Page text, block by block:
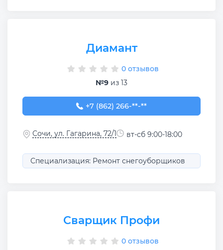
Диамант
0 отзывов
№9 из 13
+7 (862) 266-70-43
+7 (862) 266-**-**
Сочи, ул. Гагарина, 72/1 вт-сб 9:00-18:00
Специализация: Ремонт снегоуборщиков
Сварщик Профи
0 отзывов